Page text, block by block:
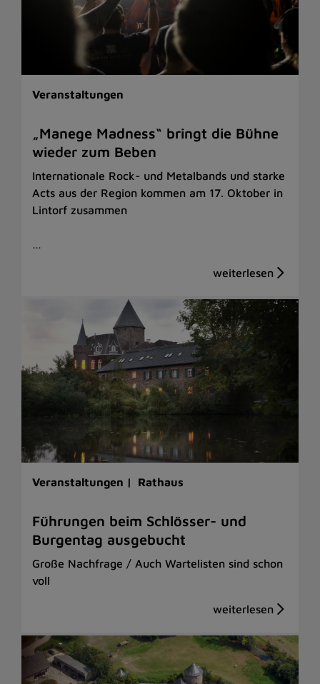
Veranstaltungen
„Manege Madness“ bringt die Bühne
wieder zum Beben
Internationale Rock- und Metalbands und starke
Acts aus der Region kommen am 17. Oktober in
Lintorf zusammen
…
Veranstaltungen | Rathaus
Führungen beim Schlösser- und
Burgentag ausgebucht
Große Nachfrage / Auch Wartelisten sind schon
voll